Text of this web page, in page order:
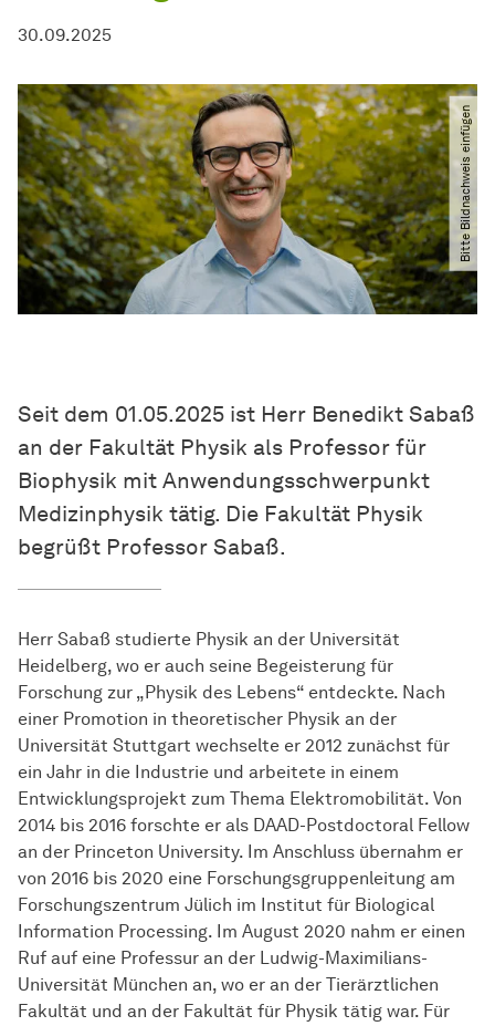
30.09.2025
Bitte Bildnachweis einfügen
Seit dem 01.05.2025 ist Herr Benedikt Sabaß
an der Fakultät Physik als Professor für
Biophysik mit Anwendungsschwerpunkt
Medizinphysik tätig. Die Fakultät Physik
begrüßt Professor Sabaß.
Herr Sabaß studierte Physik an der Universität
Heidelberg, wo er auch seine Begeisterung für
Forschung zur „Physik des Lebens“ entdeckte. Nach
einer Promotion in theoretischer Physik an der
Universität Stuttgart wechselte er 2012 zunächst für
ein Jahr in die Industrie und arbeitete in einem
Entwicklungsprojekt zum Thema Elektromobilität. Von
2014 bis 2016 forschte er als DAAD-Postdoctoral Fellow
an der Princeton University. Im Anschluss übernahm er
von 2016 bis 2020 eine Forschungsgruppenleitung am
Forschungszentrum Jülich im Institut für Biological
Information Processing. Im August 2020 nahm er einen
Ruf auf eine Professur an der Ludwig-Maximilians-
Universität München an, wo er an der Tierärztlichen
Fakultät und an der Fakultät für Physik tätig war. Für